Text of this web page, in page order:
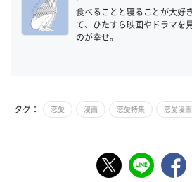
食べることと寝ることが大好
て、ひたすら映画やドラマを
のが幸せ。
タグ： 恋愛 漫画 恋愛特集 恋愛漫画